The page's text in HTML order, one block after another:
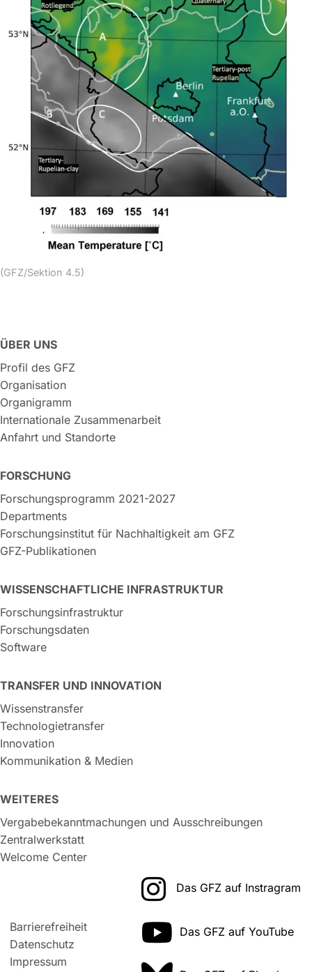
(GFZ/Sektion 4.5)
ÜBER UNS
Profil des GFZ
Organisation
Organigramm
Internationale Zusammenarbeit
Anfahrt und Standorte
FORSCHUNG
Forschungsprogramm 2021-2027
Departments
Forschungsinstitut für Nachhaltigkeit am GFZ
GFZ-Publikationen
WISSENSCHAFTLICHE INFRASTRUKTUR
Forschungsinfrastruktur
Forschungsdaten
Software
TRANSFER UND INNOVATION
Wissenstransfer
Technologietransfer
Innovation
Kommunikation & Medien
WEITERES
Vergabebekanntmachungen und Ausschreibungen
Zentralwerkstatt
Welcome Center
Barrierefreiheit
Datenschutz
Impressum
Das GFZ auf Instragram
Das GFZ auf YouTube